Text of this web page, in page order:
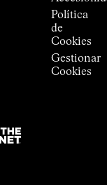
Política
de
Cookies
Gestionar
Cookies